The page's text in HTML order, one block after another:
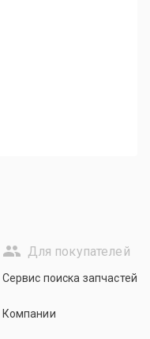
Для покупателей
Сервис поиска запчастей
Компании